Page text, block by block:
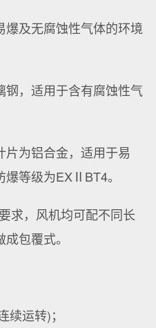
及无腐蚀性气体的环境
，适用于含有腐蚀性气
为铝合金，适用于易
等级为EXⅡBT4。
求，风机均可配不同长
包覆式。
运转)；